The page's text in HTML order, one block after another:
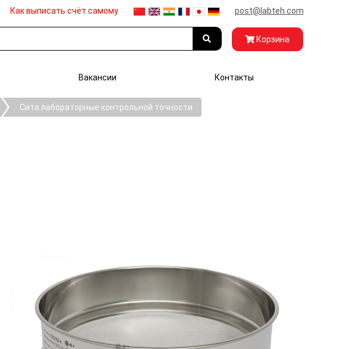
Как выписать счёт самому post@labteh.com
Корзина
Вакансии Контакты
Сита лабораторные контрольной точности